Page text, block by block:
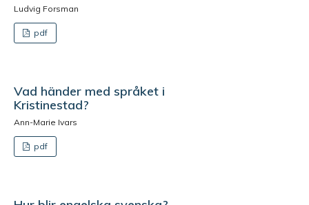
Ludvig Forsman
pdf
Vad händer med språket i
Kristinestad?
Ann-Marie Ivars
pdf